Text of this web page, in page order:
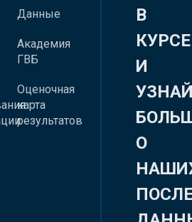
Данные
Академия
ГВБ
Оценочная
карта
результатов
В
КУРСЕ
И
О